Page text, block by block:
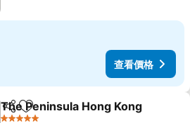
查看價格
分享 放到收藏夾
The Peninsula Hong Kong